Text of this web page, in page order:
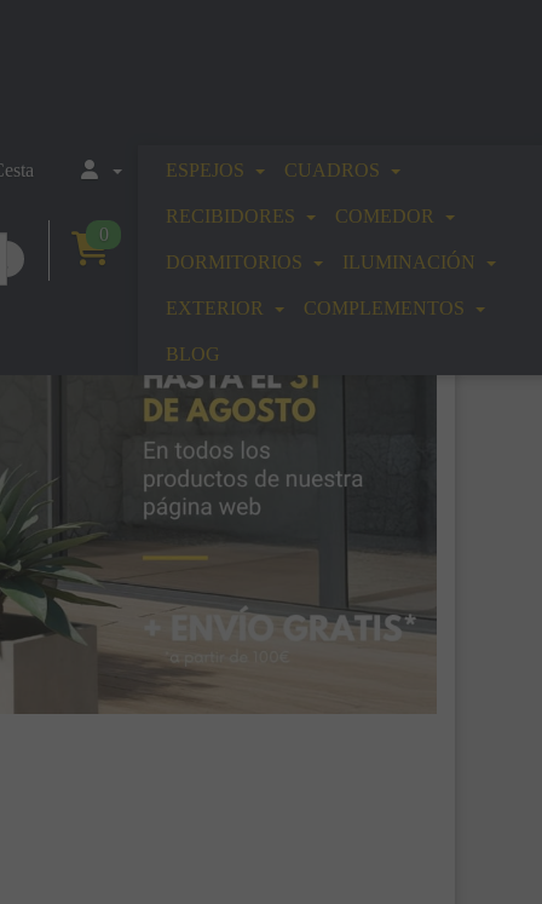
0
ESPEJOS CUADROS
RECIBIDORES COMEDOR
DORMITORIOS ILUMINACIÓN
EXTERIOR COMPLEMENTOS
BLOG